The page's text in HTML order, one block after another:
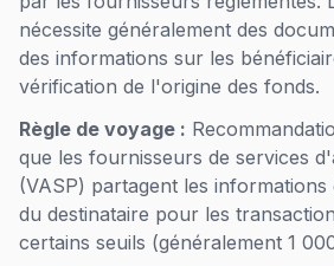
nécessite généralement des
des informations sur les
vérification de l'origine des fonds.
Règle de voyage :
que les fournisseurs de services
(VASP) partagent les
du destinataire pour les
certains seuils (généralement 1